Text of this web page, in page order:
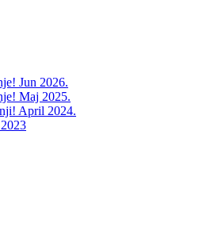
Jun 2026.
Maj 2025.
April 2024.